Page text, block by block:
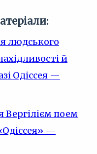
людського
й
Одіссея —
Вергілієм поем
—